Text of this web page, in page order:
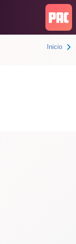
Inicio